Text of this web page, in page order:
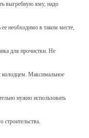
выгребную яму, надо
необходимо в таком месте,
для прочистки. Не
колодцем. Максимальное
нужно использовать
строительства.